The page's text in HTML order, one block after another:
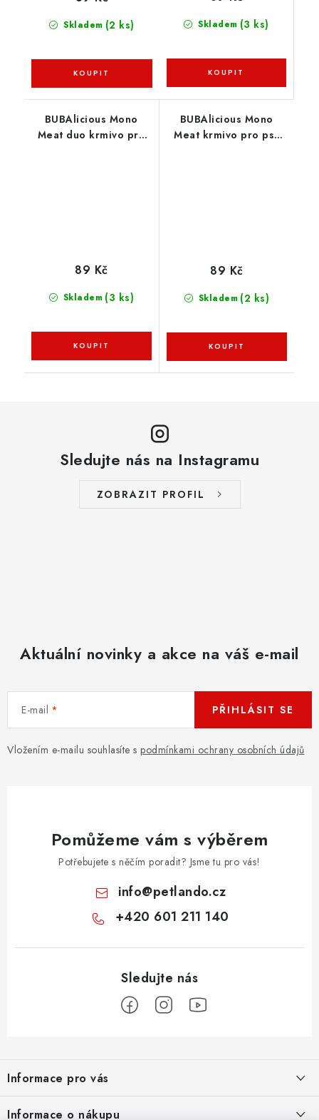
Skladem (2 ks) Skladem (3 ks)
BUBAlicious Mono
Meat duo krmivo pro
Skladem (3 ks)
89 Kč
BUBAlicious Mono
Meat krmivo pro psy
Skladem (2 ks)
89 Kč
Sledujte nás na Instagramu
ZOBRAZIT PROFIL
Aktuální novinky a akce na váš e-mail
E-mail
Vložením e-mailu souhlasíte s podmínkami ochrany osobních údajů
PŘIHLÁSIT SE
Pomůžeme vám s výběrem
Potřebujete s něčím poradit? Jsme tu pro vás!
info@petlando.cz
+420 601 211 140
p
a
Informace pro vás
Nové věrnostní podmínky
Informace o nákupu